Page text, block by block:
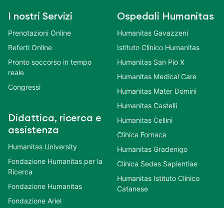
I nostri Servizi
Prenotazioni Online
Referti Online
Pronto soccorso in tempo
reale
Congressi
Didattica, ricerca e
assistenza
Humanitas University
Fondazione Humanitas per la
Ricerca
Fondazione Humanitas
Fondazione Ariel
Ospedali Humanitas
Humanitas Gavazzeni
Istituto Clinico Humanitas
Humanitas San Pio X
Humanitas Medical Care
Humanitas Mater Domini
Humanitas Castelli
Humanitas Cellini
Clinica Fornaca
Humanitas Gradenigo
Clinica Sedes Sapientiae
Humanitas Istituto Clinico
Catanese